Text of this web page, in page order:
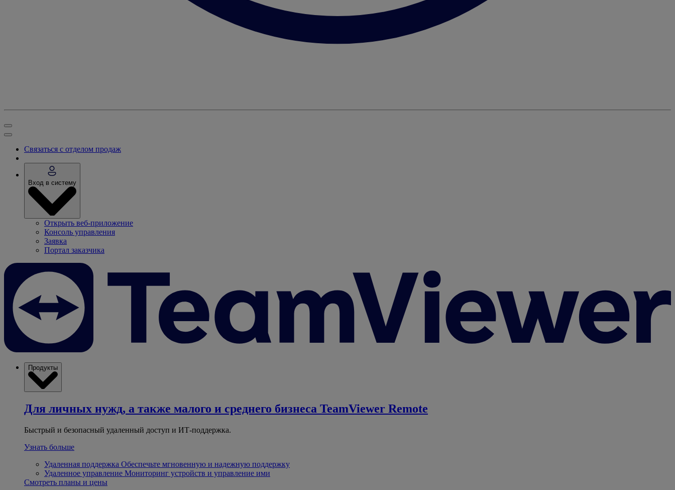
Связаться с отделом продаж
Вход в систему
Открыть веб-приложение
Консоль управления
Заявка
Портал заказчика
Продукты
Для личных нужд, а также малого и среднего бизнеса TeamViewer Remote
Быстрый и безопасный удаленный доступ и ИТ-поддержка.
Узнать больше
Удаленная поддержка Обеспечьте мгновенную и надежную поддержку
Удаленное управление Мониторинг устройств и управление ими
Смотреть планы и цены